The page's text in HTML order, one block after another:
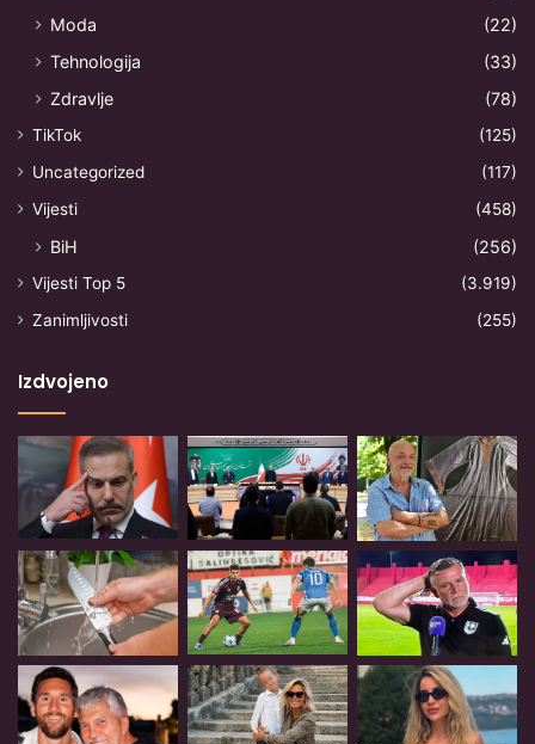
Moda
(22)
Tehnologija
(33)
Zdravlje
(78)
TikTok
(125)
Uncategorized
(117)
Vijesti
(458)
BiH (256)
Vijesti Top 5
(3.919)
Zanimljivosti
(255)
Izdvojeno